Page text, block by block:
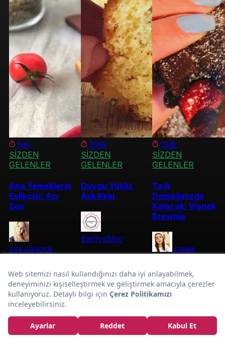
En Sevilen:Karamelli
Trileçe Tarifi
5dk
SİZDEN
GELENLER
Ana Yemeklerin
Eşlikçisi: Acı
Sos
mrs.sunlock
20dk
SİZDEN
GELENLER
Duygu Yüklü:
Aşk Keki
BarnysBlog
15dk
SİZDEN
GELENLER
Tadı
Damağınızda
Kalacak: Vişneli
Brownie
melek